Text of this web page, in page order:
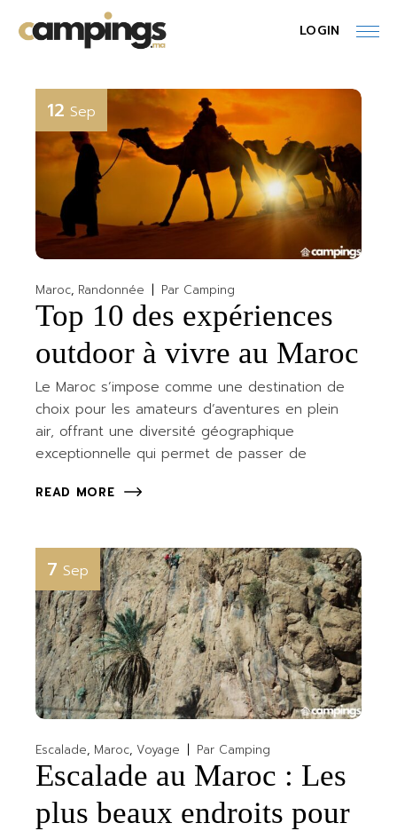
the
content
LOGIN
12 Sep
Maroc Randonnée Par Camping
Top 10 des expériences
outdoor à vivre au Maroc
Le Maroc s’impose comme une destination de
choix pour les amateurs d’aventures en plein
air, offrant une diversité géographique
exceptionnelle qui permet de passer de
READ MORE
7 Sep
Escalade Maroc Voyage Par Camping
Escalade au Maroc : Les
plus beaux endroits pour